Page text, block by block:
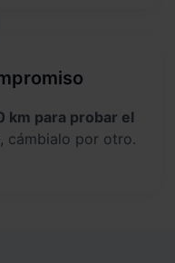
km para probar el
cámbialo por otro.